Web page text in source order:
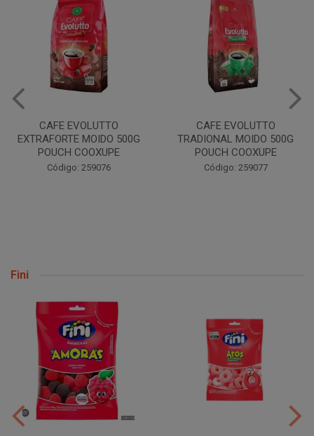
CAFE EVOLUTTO
EXTRAFORTE MOIDO 500G
POUCH COOXUPE
Código: 259076
CAFE EVOLUTTO
TRADIONAL MOIDO 500G
POUCH COOXUPE
Código: 259077
Fini